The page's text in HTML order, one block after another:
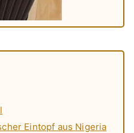
Eintopf aus Nigeria